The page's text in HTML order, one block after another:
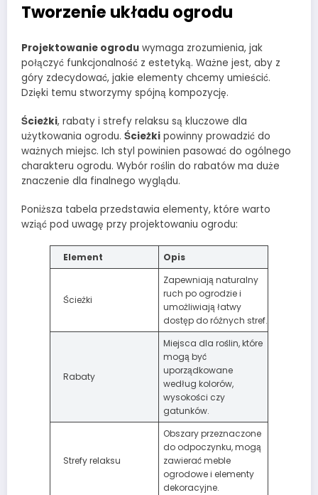
Tworzenie układu ogrodu
Projektowanie ogrodu wymaga zrozumienia, jak
połączyć funkcjonalność z estetyką. Ważne jest, aby z
góry zdecydować, jakie elementy chcemy umieścić.
Dzięki temu stworzymy spójną kompozycję.
Ścieżki, rabaty i strefy relaksu są kluczowe dla
użytkowania ogrodu. Ścieżki powinny prowadzić do
ważnych miejsc. Ich styl powinien pasować do ogólnego
charakteru ogrodu. Wybór roślin do rabatów ma duże
znaczenie dla finalnego wyglądu.
Poniższa tabela przedstawia elementy, które warto
wziąć pod uwagę przy projektowaniu ogrodu:
Element Opis
Ścieżki
Zapewniają naturalny
ruch po ogrodzie i
umożliwiają łatwy
dostęp do różnych stref.
Rabaty
Miejsca dla roślin, które
mogą być
uporządkowane
według kolorów,
wysokości czy
gatunków.
Strefy relaksu
Obszary przeznaczone
do odpoczynku, mogą
zawierać meble
ogrodowe i elementy
dekoracyjne.